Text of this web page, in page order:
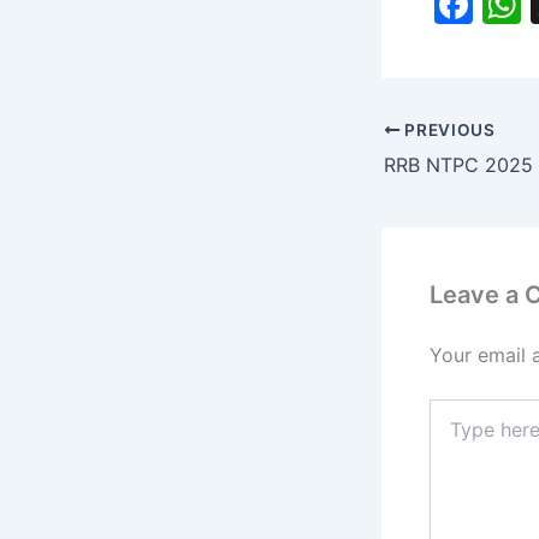
e
b
PREVIOUS
Leave a
Your email
here..